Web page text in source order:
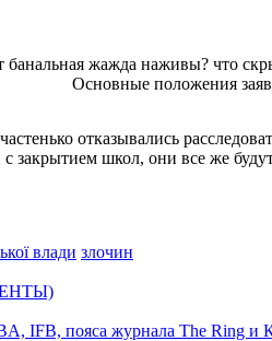
Основные положения
отказывались
закрытием школ, они все же
влади злочин
IFB, пояса журнала The Ring и